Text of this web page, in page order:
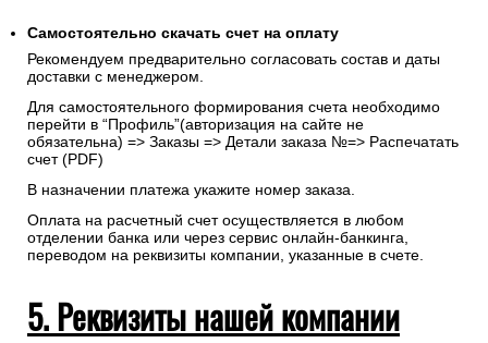
Самостоятельно скачать счет на оплату
Рекомендуем предварительно согласовать состав и даты
доставки с менеджером.
Для самостоятельного формирования счета необходимо
перейти в “Профиль”(авторизация на сайте не
обязательна) => Заказы => Детали заказа №=> Распечатать
счет (PDF)
В назначении платежа укажите номер заказа.
Оплата на расчетный счет осуществляется в любом
отделении банка или через сервис онлайн-банкинга,
переводом на реквизиты компании, указанные в счете.
5. Реквизиты нашей компании